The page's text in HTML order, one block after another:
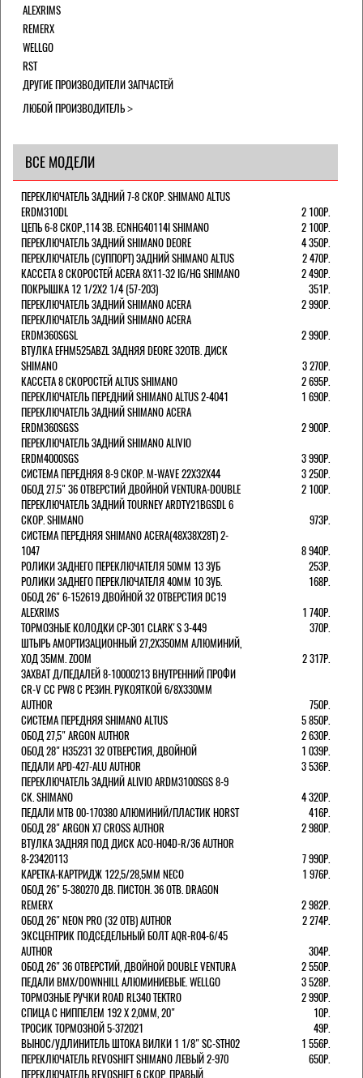
ALEXRIMS
REMERX
WELLGO
RST
ДРУГИЕ ПРОИЗВОДИТЕЛИ ЗАПЧАСТЕЙ
ЛЮБОЙ ПРОИЗВОДИТЕЛЬ
ВСЕ МОДЕЛИ
ПЕРЕКЛЮЧАТЕЛЬ ЗАДНИЙ 7-8 СКОР. SHIMANO ALTUS
ERDM310DL
2 100Р.
ЦЕПЬ 6-8 СКОР.,114 ЗВ. ECNHG40114I SHIMANO
2 100Р.
ПЕРЕКЛЮЧАТЕЛЬ ЗАДНИЙ SHIMANO DEORE
4 350Р.
ПЕРЕКЛЮЧАТЕЛЬ (СУППОРТ) ЗАДНИЙ SHIMANO ALTUS
2 470Р.
КАССЕТА 8 СКОРОСТЕЙ ACERA 8Х11-32 IG/HG SHIMANO
2 490Р.
ПОКРЫШКА 12 1/2X2 1/4 (57-203)
351Р.
ПЕРЕКЛЮЧАТЕЛЬ ЗАДНИЙ SHIMANO ACERA
2 990Р.
ПЕРЕКЛЮЧАТЕЛЬ ЗАДНИЙ SHIMANO ACERA
ERDM360SGSL
2 990Р.
ВТУЛКА EFHM525ABZL ЗАДНЯЯ DEORE 32ОТВ. ДИСК
SHIMANO
3 270Р.
КАССЕТА 8 СКОРОСТЕЙ ALTUS SHIMANO
2 695Р.
ПЕРЕКЛЮЧАТЕЛЬ ПЕРЕДНИЙ SHIMANO ALTUS 2-4041
1 690Р.
ПЕРЕКЛЮЧАТЕЛЬ ЗАДНИЙ SHIMANO ACERA
ERDM360SGSS
2 900Р.
ПЕРЕКЛЮЧАТЕЛЬ ЗАДНИЙ SHIMANO ALIVIO
ERDM4000SGS
3 990Р.
СИСТЕМА ПЕРЕДНЯЯ 8-9 СКОР. M-WAVE 22Х32Х44
3 250Р.
ОБОД 27.5" 36 ОТВЕРСТИЙ ДВОЙНОЙ VENTURA-DOUBLE
2 100Р.
ПЕРЕКЛЮЧАТЕЛЬ ЗАДНИЙ TOURNEY ARDTY21BGSDL 6
СКОР. SHIMANO
973Р.
СИСТЕМА ПЕРЕДНЯЯ SHIMANO ACERA(48Х38Х28Т) 2-
1047
8 940Р.
РОЛИКИ ЗАДНЕГО ПЕРЕКЛЮЧАТЕЛЯ 50ММ 13 ЗУБ
253Р.
РОЛИКИ ЗАДНЕГО ПЕРЕКЛЮЧАТЕЛЯ 40ММ 10 ЗУБ.
168Р.
ОБОД 26" 6-152619 ДВОЙНОЙ 32 ОТВЕРСТИЯ DC19
ALEXRIMS
1 740Р.
ТОРМОЗНЫЕ КОЛОДКИ CP-301 CLARK'S 3-449
370Р.
ШТЫРЬ АМОРТИЗАЦИОННЫЙ 27,2Х350ММ АЛЮМИНИЙ,
ХОД 35ММ. ZOOM
2 317Р.
ЗАХВАТ Д/ПЕДАЛЕЙ 8-10000213 ВНУТРЕННИЙ ПРОФИ
CR-V CC PW8 С РЕЗИН. РУКОЯТКОЙ 6/8X330ММ
AUTHOR
750Р.
СИСТЕМА ПЕРЕДНЯЯ SHIMANO ALTUS
5 850Р.
ОБОД 27,5" ARGON AUTHOR
2 630Р.
ОБОД 28" H35231 32 ОТВЕРСТИЯ, ДВОЙНОЙ
1 039Р.
ПЕДАЛИ APD-427-ALU AUTHOR
3 536Р.
ПЕРЕКЛЮЧАТЕЛЬ ЗАДНИЙ ALIVIO ARDM3100SGS 8-9
СК. SHIMANO
4 320Р.
ПЕДАЛИ MTB 00-170380 АЛЮМИНИЙ/ПЛАСТИК HORST
416Р.
ОБОД 28" ARGON X7 CROSS AUTHOR
2 980Р.
ВТУЛКА ЗАДНЯЯ ПОД ДИСК ACO-H04D-R/36 AUTHOR
8-23420113
7 990Р.
КАРЕТКА-КАРТРИДЖ 122,5/28,5ММ NECO
1 976Р.
ОБОД 26" 5-380270 ДВ. ПИСТОН. 36 ОТВ. DRAGON
REMERX
2 982Р.
ОБОД 26" NEON PRO (32 ОТВ) AUTHOR
2 274Р.
ЭКСЦЕНТРИК ПОДСЕДЕЛЬНЫЙ БОЛТ AQR-R04-6/45
AUTHOR
304Р.
ОБОД 26" 36 ОТВЕРСТИЙ, ДВОЙНОЙ DOUBLE VENTURA
2 550Р.
ПЕДАЛИ BMX/DOWNHILL АЛЮМИНИЕВЫЕ. WELLGO
3 528Р.
ТОРМОЗНЫЕ РУЧКИ ROAD RL340 TEKTRO
2 990Р.
СПИЦА С НИППЕЛЕМ 192 Х 2,0ММ, 20"
10Р.
ТРОСИК ТОРМОЗНОЙ 5-372021
49Р.
ВЫНОС/УДЛИНИТЕЛЬ ШТОКА ВИЛКИ 1 1/8" SC-STH02
1 556Р.
ПЕРЕКЛЮЧАТЕЛЬ REVOSHIFT SHIMANO ЛЕВЫЙ 2-970
650Р.
ПЕРЕКЛЮЧАТЕЛЬ REVOSHIFT 6 СКОР. ПРАВЫЙ.